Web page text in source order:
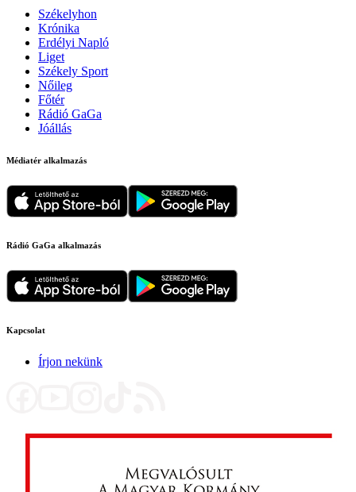
Székelyhon
Krónika
Erdélyi Napló
Liget
Székely Sport
Nőileg
Főtér
Rádió GaGa
Jóállás
Médiatér alkalmazás
Rádió GaGa alkalmazás
Kapcsolat
Írjon nekünk